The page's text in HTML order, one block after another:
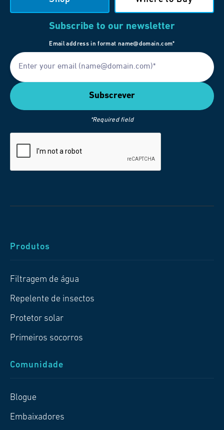
Subscribe to our newsletter
Email address in format name@domain.com*
*Required field
Produtos
Filtragem de água
Repelente de insectos
Protetor solar
Primeiros socorros
Comunidade
Blogue
Embaixadores